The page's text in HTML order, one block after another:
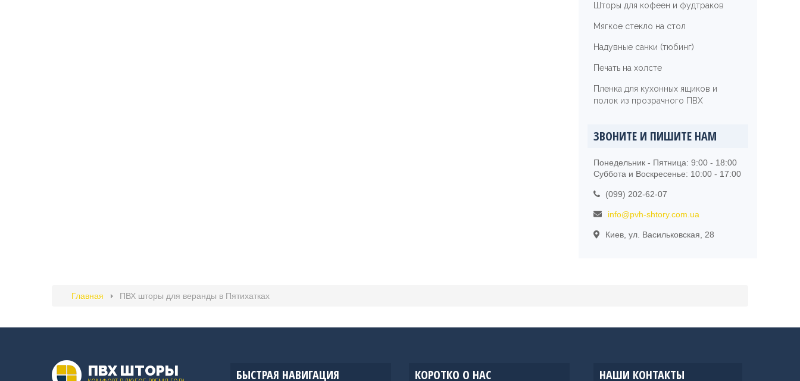
Шторы для кофеен и фудтраков
Мягкое стекло на стол
Надувные санки (тюбинг)
Печать на холсте
Пленка для кухонных ящиков и
полок из прозрачного ПВХ
ЗВОНИТЕ И ПИШИТЕ НАМ
Понедельник - Пятница: 9:00 - 18:00
Суббота и Воскресенье: 10:00 - 17:00
(099) 202-62-07
info@pvh-shtory.com.ua
Киев, ул. Васильковская, 28
Главная ПВХ шторы для веранды в Пятихатках
ПВХ ШТОРЫ БЫСТРАЯ НАВИГАЦИЯ КОРОТКО О НАС НАШИ КОНТАКТЫ